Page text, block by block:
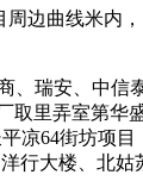
边曲线米内
、瑞安、中信
取里弄室第华
凉64街坊项目
行大楼、北姑